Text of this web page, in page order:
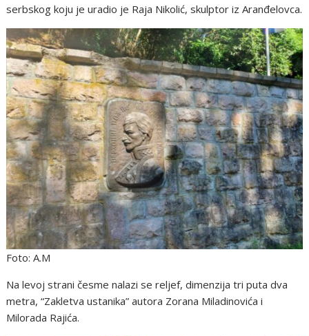
serbskog koju je uradio je Raja Nikolić, skulptor iz Aranđelovca.
Foto: A.M
Na levoj strani česme nalazi se reljef, dimenzija tri puta dva
metra, “Zakletva ustanika” autora Zorana Miladinovića i
Milorada Rajića.